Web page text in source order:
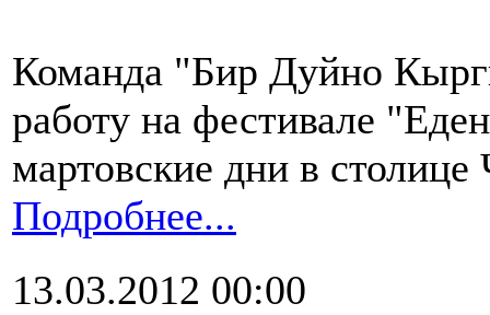
Команда "Бир Дуйно
работу на фестивале
мартовские дни в
Подробнее...
13.03.2012 00:00